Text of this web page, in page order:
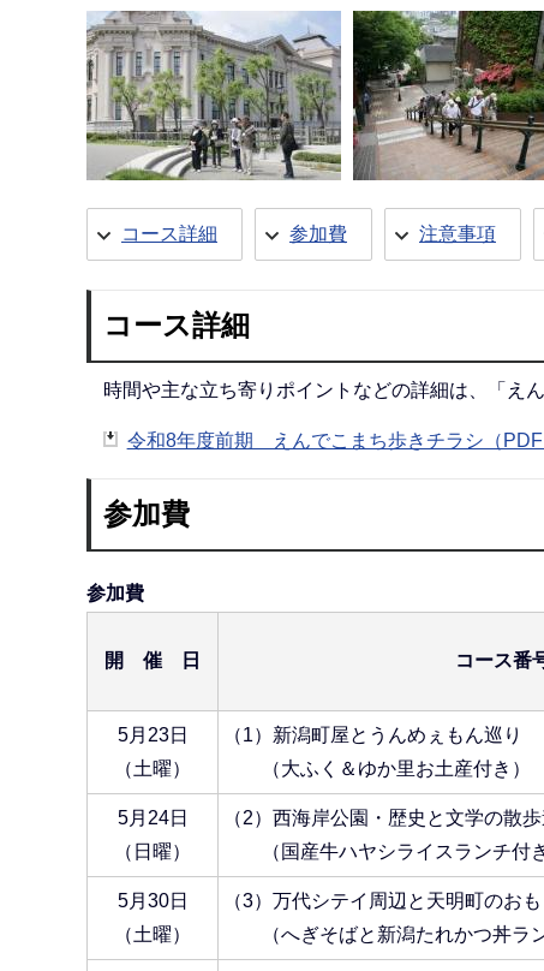
コース詳細 参加費 注意事項
コース詳細
時間や主な立ち寄りポイントなどの詳細は、「え
令和8年度前期 えんでこまち歩きチラシ（PDF
参加費
参加費
開 催 日 コース番
5月23日
（土曜）
（1）新潟町屋とうんめぇもん巡り
（大ふく＆ゆか里お土産付き）
5月24日
（日曜）
（2）西海岸公園・歴史と文学の散
（国産牛ハヤシライスランチ付き
5月30日
（土曜）
（3）万代シテイ周辺と天明町のお
（へぎそばと新潟たれかつ丼ラン